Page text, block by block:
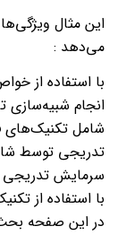
می‌دهد :
با استفاده از
انجام شبیه‌سازی
شامل تکنیک‌های
تدریجی توسط
سرمایش تدریجی
با استفاده از
در این صفحه